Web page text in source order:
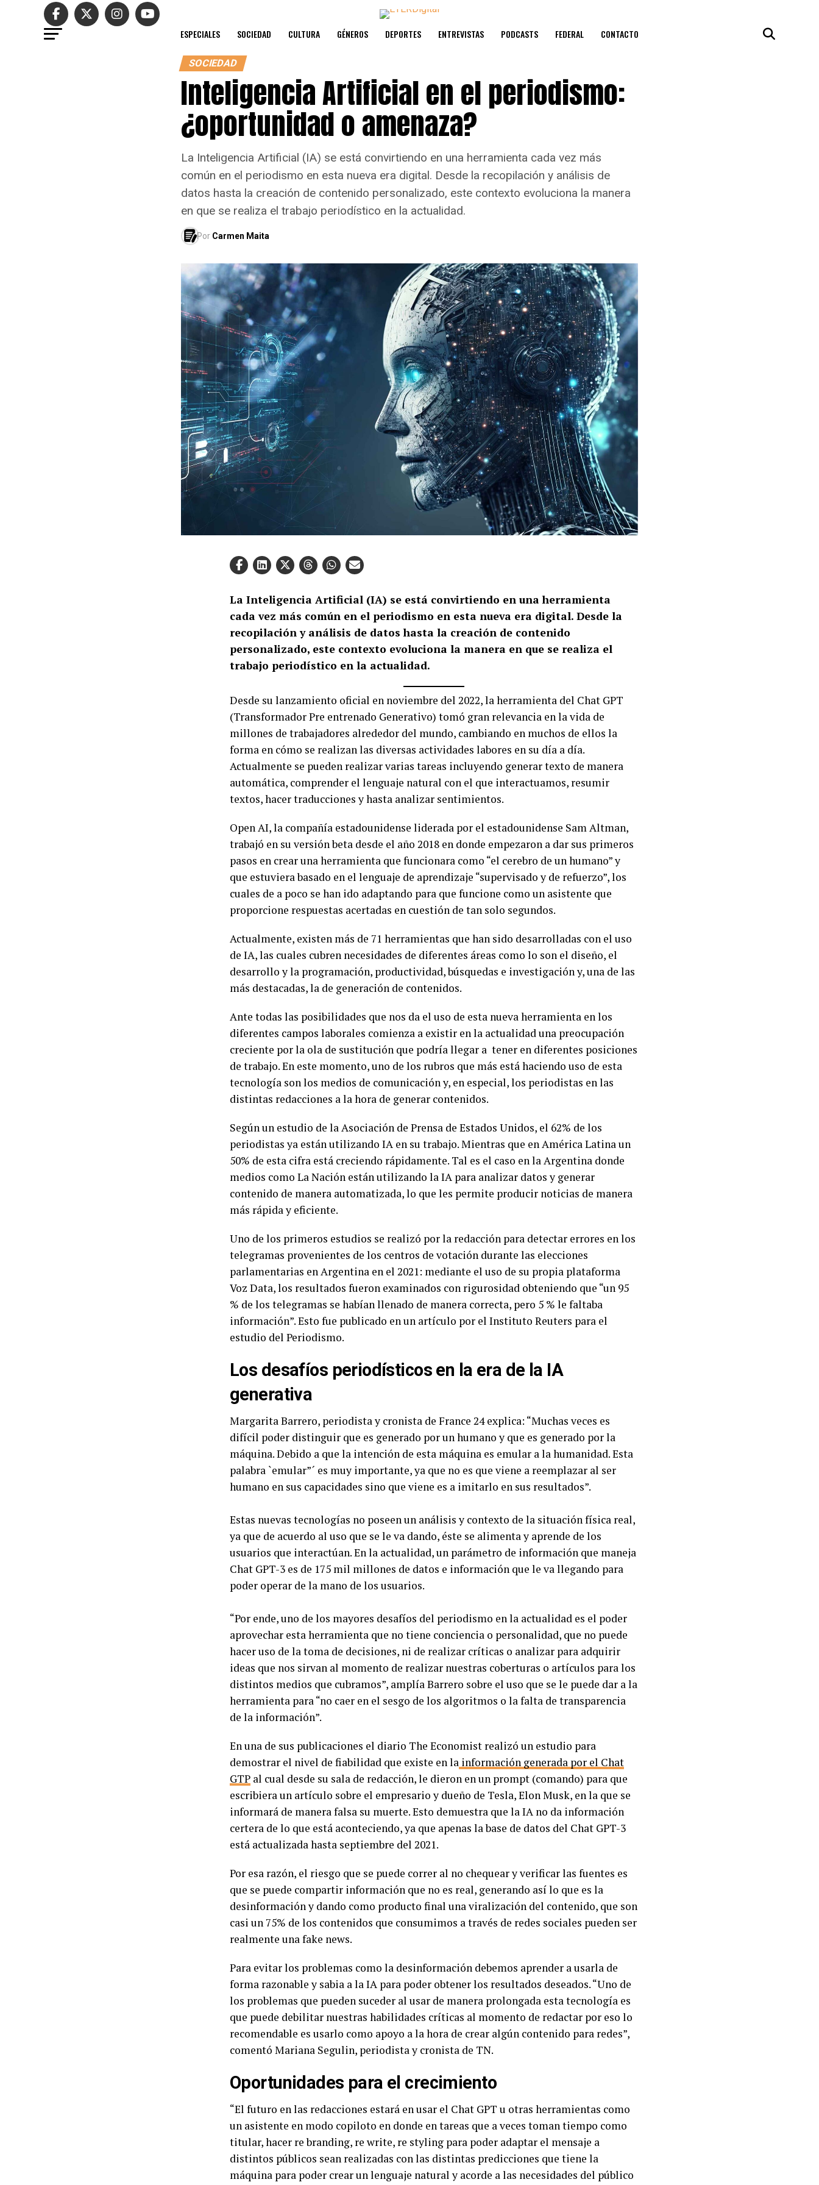
ESPECIALES SOCIEDAD CULTURA GÉNEROS DEPORTES ENTREVISTAS PODCASTS FEDERAL CONTACTO
SOCIEDAD
Inteligencia Artificial en el periodismo:
¿oportunidad o amenaza?
La Inteligencia Artificial (IA) se está convirtiendo en una herramienta cada vez más
común en el periodismo en esta nueva era digital. Desde la recopilación y análisis de
datos hasta la creación de contenido personalizado, este contexto evoluciona la manera
en que se realiza el trabajo periodístico en la actualidad.
Por Carmen Maita
La Inteligencia Artificial (IA) se está convirtiendo en una herramienta
cada vez más común en el periodismo en esta nueva era digital. Desde la
recopilación y análisis de datos hasta la creación de contenido
personalizado, este contexto evoluciona la manera en que se realiza el
trabajo periodístico en la actualidad.
Desde su lanzamiento oficial en noviembre del 2022, la herramienta del Chat GPT
(Transformador Pre entrenado Generativo) tomó gran relevancia en la vida de
millones de trabajadores alrededor del mundo, cambiando en muchos de ellos la
forma en cómo se realizan las diversas actividades labores en su día a día.
Actualmente se pueden realizar varias tareas incluyendo generar texto de manera
automática, comprender el lenguaje natural con el que interactuamos, resumir
textos, hacer traducciones y hasta analizar sentimientos.
Open AI, la compañía estadounidense liderada por el estadounidense Sam Altman,
trabajó en su versión beta desde el año 2018 en donde empezaron a dar sus primeros
pasos en crear una herramienta que funcionara como “el cerebro de un humano” y
que estuviera basado en el lenguaje de aprendizaje “supervisado y de refuerzo”, los
cuales de a poco se han ido adaptando para que funcione como un asistente que
proporcione respuestas acertadas en cuestión de tan solo segundos.
Actualmente, existen más de 71 herramientas que han sido desarrolladas con el uso
de IA, las cuales cubren necesidades de diferentes áreas como lo son el diseño, el
desarrollo y la programación, productividad, búsquedas e investigación y, una de las
más destacadas, la de generación de contenidos.
Ante todas las posibilidades que nos da el uso de esta nueva herramienta en los
diferentes campos laborales comienza a existir en la actualidad una preocupación
creciente por la ola de sustitución que podría llegar a tener en diferentes posiciones
de trabajo. En este momento, uno de los rubros que más está haciendo uso de esta
tecnología son los medios de comunicación y, en especial, los periodistas en las
distintas redacciones a la hora de generar contenidos.
Según un estudio de la Asociación de Prensa de Estados Unidos, el 62% de los
periodistas ya están utilizando IA en su trabajo. Mientras que en América Latina un
50% de esta cifra está creciendo rápidamente. Tal es el caso en la Argentina donde
medios como La Nación están utilizando la IA para analizar datos y generar
contenido de manera automatizada, lo que les permite producir noticias de manera
más rápida y eficiente.
Uno de los primeros estudios se realizó por la redacción para detectar errores en los
telegramas provenientes de los centros de votación durante las elecciones
parlamentarias en Argentina en el 2021: mediante el uso de su propia plataforma
Voz Data, los resultados fueron examinados con rigurosidad obteniendo que “un 95
% de los telegramas se habían llenado de manera correcta, pero 5 % le faltaba
información”. Esto fue publicado en un artículo por el Instituto Reuters para el
estudio del Periodismo.
Los desafíos periodísticos en la era de la IA
generativa
Margarita Barrero, periodista y cronista de France 24 explica: “Muchas veces es
difícil poder distinguir que es generado por un humano y que es generado por la
máquina. Debido a que la intención de esta máquina es emular a la humanidad. Esta
palabra `emular”´ es muy importante, ya que no es que viene a reemplazar al ser
humano en sus capacidades sino que viene es a imitarlo en sus resultados”.
Estas nuevas tecnologías no poseen un análisis y contexto de la situación física real,
ya que de acuerdo al uso que se le va dando, éste se alimenta y aprende de los
usuarios que interactúan. En la actualidad, un parámetro de información que maneja
Chat GPT-3 es de 175 mil millones de datos e información que le va llegando para
poder operar de la mano de los usuarios.
“Por ende, uno de los mayores desafíos del periodismo en la actualidad es el poder
aprovechar esta herramienta que no tiene conciencia o personalidad, que no puede
hacer uso de la toma de decisiones, ni de realizar críticas o analizar para adquirir
ideas que nos sirvan al momento de realizar nuestras coberturas o artículos para los
distintos medios que cubramos”, amplía Barrero sobre el uso que se le puede dar a la
herramienta para “no caer en el sesgo de los algoritmos o la falta de transparencia
de la información”.
En una de sus publicaciones el diario The Economist realizó un estudio para
demostrar el nivel de fiabilidad que existe en la información generada por el Chat
GTP al cual desde su sala de redacción, le dieron en un prompt (comando) para que
escribiera un artículo sobre el empresario y dueño de Tesla, Elon Musk, en la que se
informará de manera falsa su muerte. Esto demuestra que la IA no da información
certera de lo que está aconteciendo, ya que apenas la base de datos del Chat GPT-3
está actualizada hasta septiembre del 2021.
Por esa razón, el riesgo que se puede correr al no chequear y verificar las fuentes es
que se puede compartir información que no es real, generando así lo que es la
desinformación y dando como producto final una viralización del contenido, que son
casi un 75% de los contenidos que consumimos a través de redes sociales pueden ser
realmente una fake news.
Para evitar los problemas como la desinformación debemos aprender a usarla de
forma razonable y sabia a la IA para poder obtener los resultados deseados. “Uno de
los problemas que pueden suceder al usar de manera prolongada esta tecnología es
que puede debilitar nuestras habilidades críticas al momento de redactar por eso lo
recomendable es usarlo como apoyo a la hora de crear algún contenido para redes”,
comentó Mariana Segulin, periodista y cronista de TN.
Oportunidades para el crecimiento
“El futuro en las redacciones estará en usar el Chat GPT u otras herramientas como
un asistente en modo copiloto en donde en tareas que a veces toman tiempo como
titular, hacer re branding, re write, re styling para poder adaptar el mensaje a
distintos públicos sean realizadas con las distintas predicciones que tiene la
máquina para poder crear un lenguaje natural y acorde a las necesidades del público